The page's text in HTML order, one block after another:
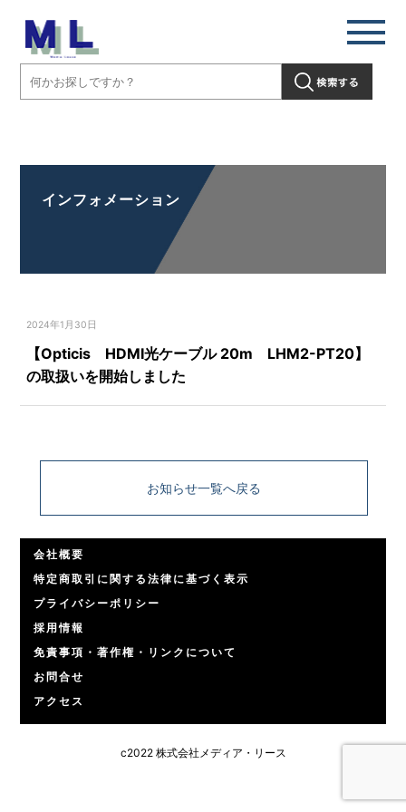
インフォメーション
2024年1月30日
【Opticis HDMI光ケーブル 20m LHM2-PT20】
の取扱いを開始しました
お知らせ一覧へ戻る
会社概要
特定商取引に関する法律に基づく表示
プライバシーポリシー
採用情報
免責事項・著作権・リンクについて
お問合せ
アクセス
c2022 株式会社メディア・リース